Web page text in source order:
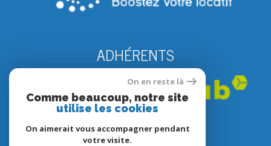
ADHÉRENTS
On en reste là
Comme beaucoup, notre site
utilise les cookies
On aimerait vous accompagner pendant
votre visite.